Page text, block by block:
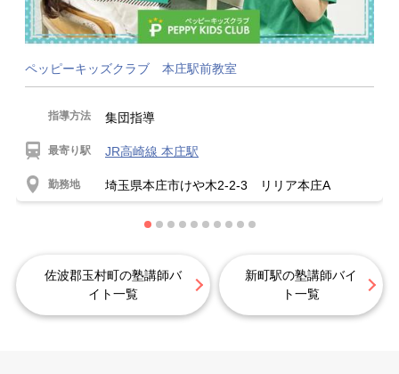
ペッピーキッズクラブ 本庄駅前教室
指導方法 集団指導
最寄り駅 JR高崎線 本庄駅
勤務地 埼玉県本庄市けや木2-2-3 リリア本庄A
佐波郡玉村町の塾講師バ
イト一覧
新町駅の塾講師バイ
ト一覧